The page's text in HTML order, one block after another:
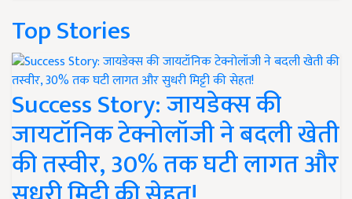
Top Stories
Success Story: जायडेक्स की
जायटॉनिक टेक्नोलॉजी ने बदली खेती
की तस्वीर, 30% तक घटी लागत और